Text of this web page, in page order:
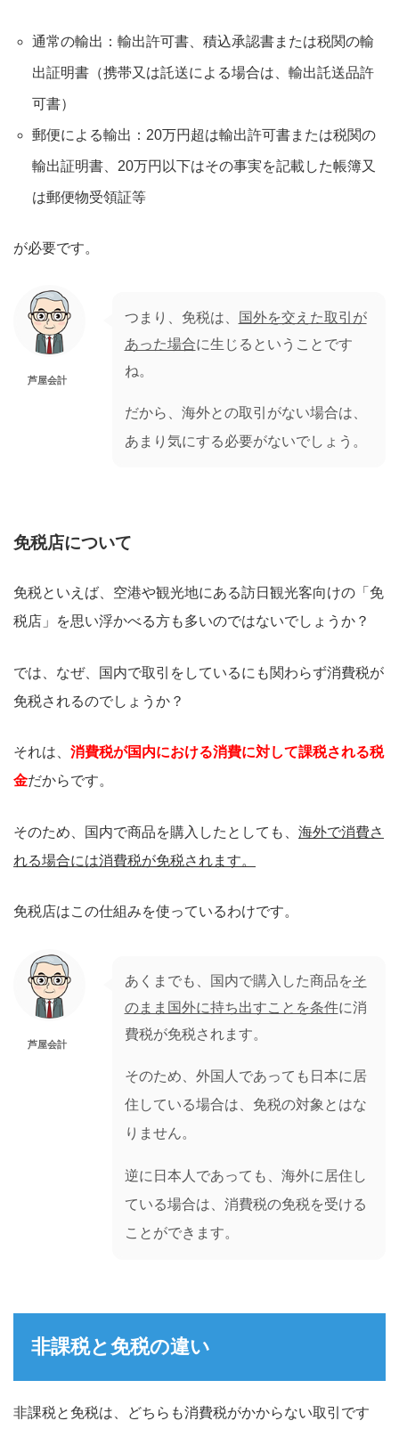
通常の輸出：輸出許可書、積込承認書または税関の輸
出証明書（携帯又は託送による場合は、輸出託送品許
可書）
郵便による輸出：20万円超は輸出許可書または税関の
輸出証明書、20万円以下はその事実を記載した帳簿又
は郵便物受領証等
が必要です。
芦屋会計
つまり、免税は、
国外を交えた取引が
あった場合に生じるということです
ね。
だから、海外との取引がない場合は、
あまり気にする必要がないでしょう。
免税店について
免税といえば、空港や観光地にある訪日観光客向けの「免
税店」を思い浮かべる方も多いのではないでしょうか？
では、なぜ、国内で取引をしているにも関わらず消費税が
免税されるのでしょうか？
それは、 消費税が国内における消費に対して課税される税
金だからです。
そのため、国内で商品を購入したとしても、 海外で消費さ
れる場合には消費税が免税されます。
免税店はこの仕組みを使っているわけです。
芦屋会計
あくまでも、国内で購入した商品をそ
のまま国外に持ち出すことを条件に消
費税が免税されます。
そのため、外国人であっても日本に居
住している場合は、免税の対象とはな
りません。
逆に日本人であっても、海外に居住し
ている場合は、消費税の免税を受ける
ことができます。
非課税と免税の違い
非課税と免税は、どちらも消費税がかからない取引です